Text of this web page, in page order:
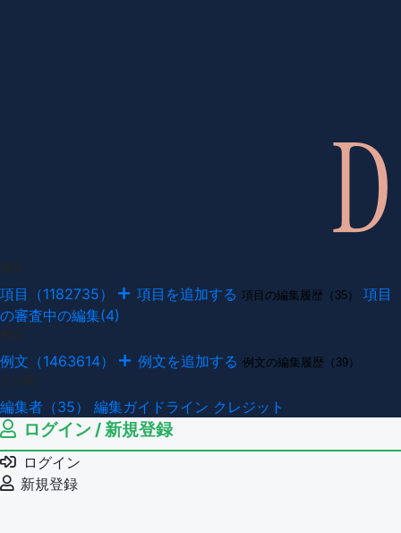
項目（1182735） 項目を追加する 項目の編集履歴（35）
項目
の審査中の編集(4)
例文（1463614） 例文を追加する 例文の編集履歴（39）
編集者（35） 編集ガイドライン クレジット
ログイン / 新規登録
ログイン
新規登録